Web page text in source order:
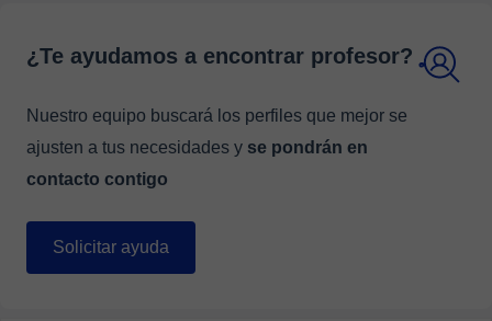
¿Te ayudamos a encontrar profesor?
Nuestro equipo buscará los perfiles que mejor se
ajusten a tus necesidades y se pondrán en
contacto contigo
Solicitar ayuda